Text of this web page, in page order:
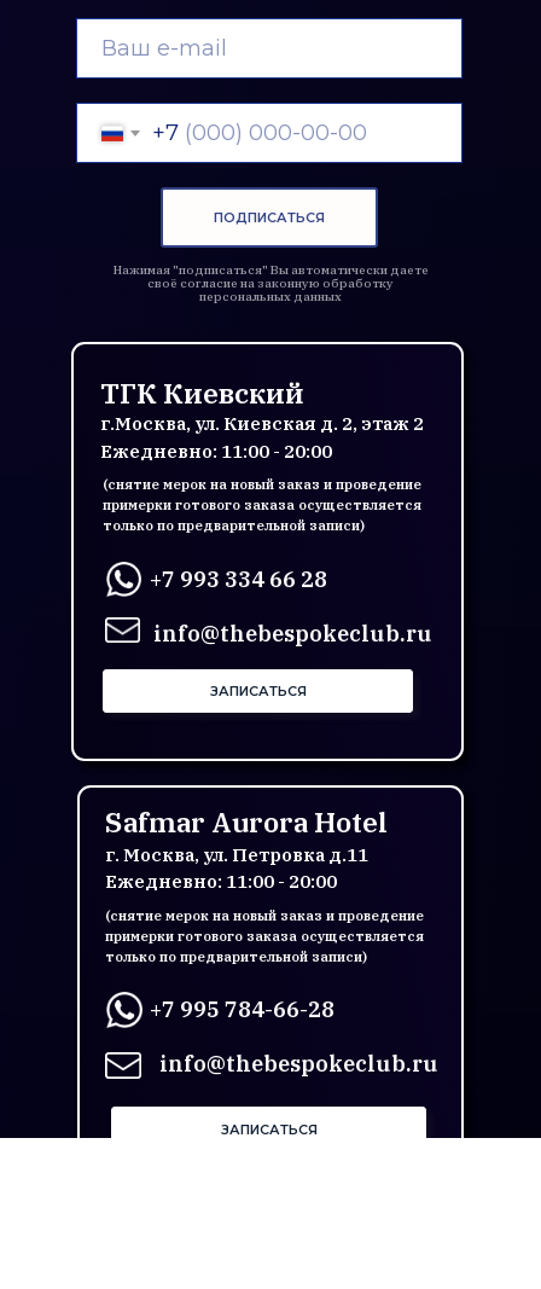
(снятие мерок на новый заказ и проведение
примерки готового заказа осуществляется
только по предварительной записи)
(снятие мерок на новый заказ и проведение
примерки готового заказа осуществляется
только по предварительной записи)
Ежедневно: 11:00 - 20:00
г. Москва, ул. Петровка д.11
Safmar Aurora Hotel
info@thebespokeclub.ru
+7
ПОДПИСАТЬСЯ
Нажимая "подписаться" Вы автоматически даете
своё согласие на законную обработку
персональных данных
+7 995 784-66-28
ЗАПИСАТЬСЯ
г.Москва, ул. Киевская д. 2, этаж 2
ТГК Киевский
info@thebespokeclub.ru
+7 993 334 66 28
ЗАПИСАТЬСЯ
Ежедневно: 11:00 - 20:00